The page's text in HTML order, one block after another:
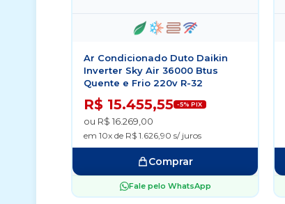
Ar Condicionado Duto Daikin
Inverter Sky Air 36000 Btus
Quente e Frio 220v R-32
R$ 15.455,55 -5% PIX
ou R$ 16.269,00
em 10x de R$ 1.626,90 s/ juros
Comprar
Fale pelo WhatsApp